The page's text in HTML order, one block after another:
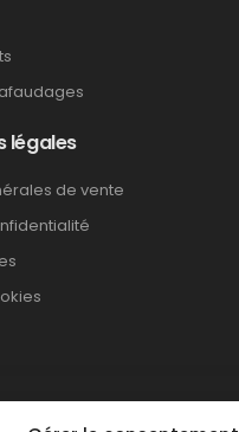
légales
de vente